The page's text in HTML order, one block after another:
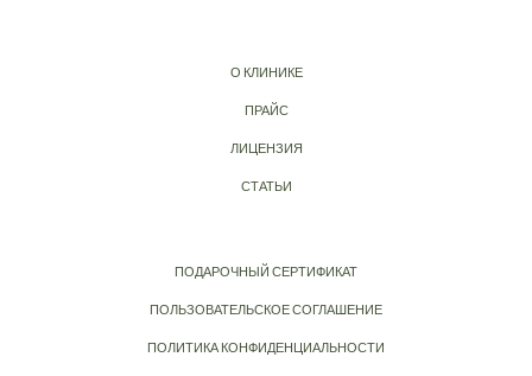
О КЛИНИКЕ
ПРАЙС
ЛИЦЕНЗИЯ
СТАТЬИ
ПОДАРОЧНЫЙ СЕРТИФИКАТ
ПОЛЬЗОВАТЕЛЬСКОЕ СОГЛАШЕНИЕ
ПОЛИТИКА КОНФИДЕНЦИАЛЬНОСТИ